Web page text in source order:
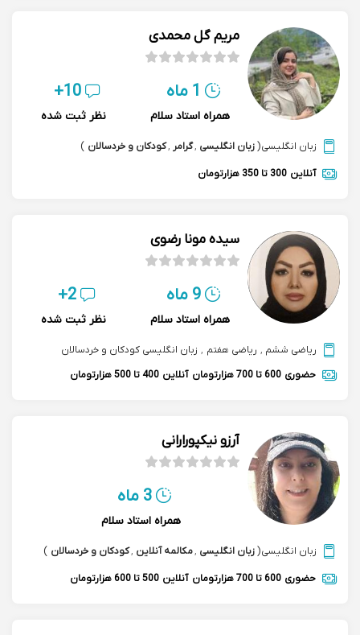
مریم گل محمدی
1 ماه
همراه استاد سلام
10+
نظر ثبت شده
زبان انگلیسی(زبان انگلیسی ,گرامر ,کودکان و خردسالان )
آنلاین 300 تا 350 هزارتومان
سیده مونا رضوی
9 ماه
همراه استاد سلام
2+
نظر ثبت شده
ریاضی ششم , ریاضی هفتم , زبان انگلیسی کودکان و خردسالان
حضوری 600 تا 700 هزارتومان آنلاین 400 تا 500 هزارتومان
آرزو نیکپورارانی
3 ماه
همراه استاد سلام
زبان انگلیسی(زبان انگلیسی ,مکالمه آنلاین ,کودکان و خردسالان )
حضوری 600 تا 700 هزارتومان آنلاین 500 تا 600 هزارتومان